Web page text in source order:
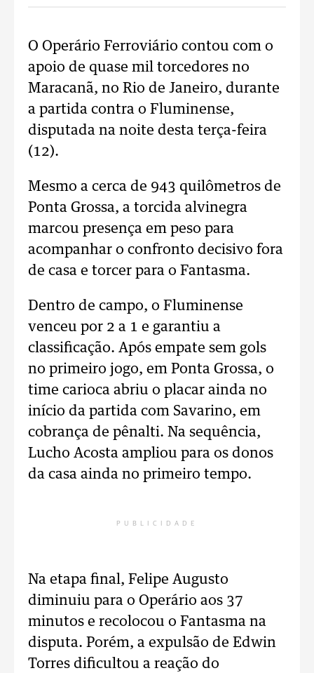
O Operário Ferroviário contou com o
apoio de quase mil torcedores no
Maracanã, no Rio de Janeiro, durante
a partida contra o Fluminense,
disputada na noite desta terça-feira
(12).
Mesmo a cerca de 943 quilômetros de
Ponta Grossa, a torcida alvinegra
marcou presença em peso para
acompanhar o confronto decisivo fora
de casa e torcer para o Fantasma.
Dentro de campo, o Fluminense
venceu por 2 a 1 e garantiu a
classificação. Após empate sem gols
no primeiro jogo, em Ponta Grossa, o
time carioca abriu o placar ainda no
início da partida com Savarino, em
cobrança de pênalti. Na sequência,
Lucho Acosta ampliou para os donos
da casa ainda no primeiro tempo.
PUBLICIDADE
Na etapa final, Felipe Augusto
diminuiu para o Operário aos 37
minutos e recolocou o Fantasma na
disputa. Porém, a expulsão de Edwin
Torres dificultou a reação do